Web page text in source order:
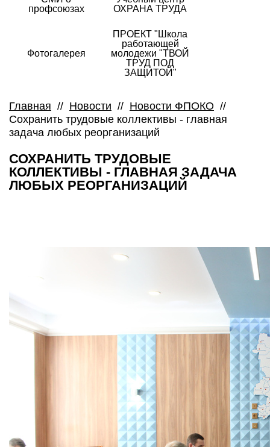
профсоюзах
ОХРАНА ТРУДА
Фотогалерея
ПРОЕКТ "Школа
работающей
молодежи "ТВОЙ
ТРУД ПОД
ЗАЩИТОЙ"
Главная // Новости // Новости ФПОКО //
Сохранить трудовые коллективы - главная
задача любых реорганизаций
СОХРАНИТЬ ТРУДОВЫЕ
КОЛЛЕКТИВЫ - ГЛАВНАЯ ЗАДАЧА
ЛЮБЫХ РЕОРГАНИЗАЦИЙ